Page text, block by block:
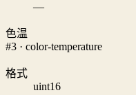
—
色温
#3 · color-temperature
格式
uint16